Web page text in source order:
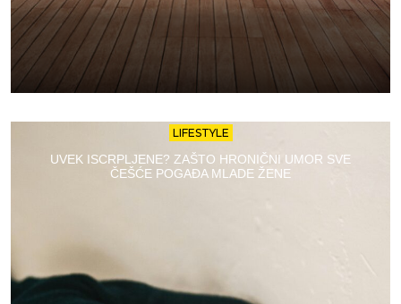
LIFESTYLE
UVEK ISCRPLJENE? ZAŠTO HRONIČNI UMOR SVE
ČEŠĆE POGAĐA MLADE ŽENE